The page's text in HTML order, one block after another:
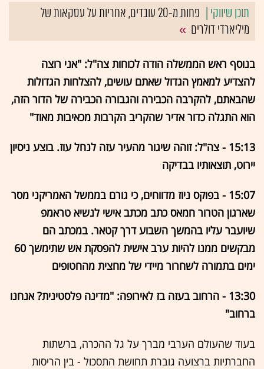
פחות מ-20 עובדים, אחריות על עסקאות של
מיליארדי דולרים
בנוסף ראש הממשלה הודה לכוחות צה"ל: "אני רוצה
להצדיע למאמץ הגדול שאתם עושים, להצלחות הגדולות
שהבאתם, להקרבה הכבירה והגבורה הכבירה של הדור הזה,
הוא התגלה כדור אדיר שהקריב הקרבות מכאיבות מאוד"
15:13 - צה"ל: זוהה שיגור מהעיר עזה לנחל עוז. בוצע ניסיון
יירוט, תוצאותיו בבדיקה
15:07 - בפוקס ניוז מדווחים, כי גורם בממשל האמריקני מסר
שארגון הטרור חמאס כתב מכתב אישי לנשיא טראמפ
שיועבר עליו בהמשך השבוע דרך קטאר. במכתב הם
מבקשים ממנו להיות ערב אישית להפסקת אש שתימשך 60
ימים בתמורה לשחרור מיידי של מחצית מהחטופים
13:30 - הרחוב בעזה בז לאירופה: "מדינה פלסטינית? אנחנו
ברחוב"
בעוד שהעולם הערבי מברך על גל ההכרה, ברשתות
החברתיות ברצועה גוברת תחושת התסכול - בין הריסות